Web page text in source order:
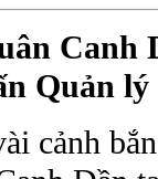
Canh
Quản
cảnh